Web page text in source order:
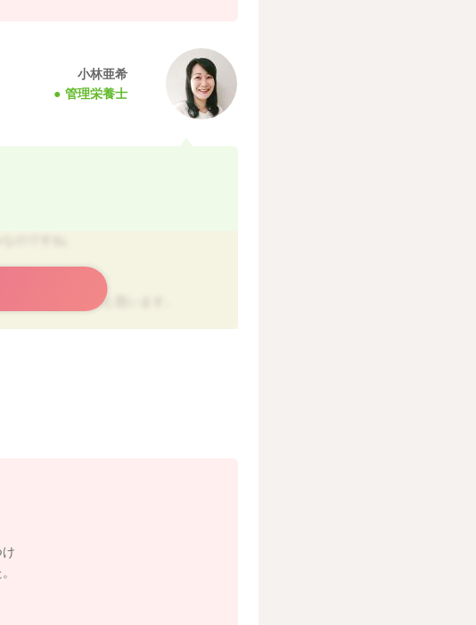
小林亜希
管理栄養士
あるのですね。
られるとよいかと思います。
夫です。
大丈夫ですよ。